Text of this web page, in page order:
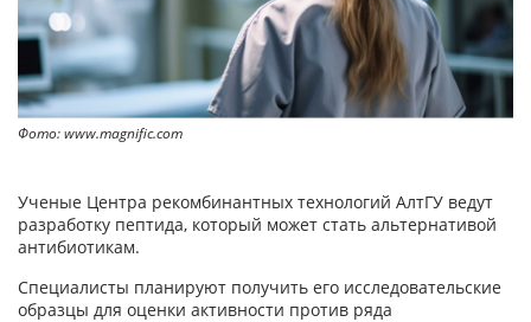
Фото: www.magnific.com
Ученые Центра рекомбинантных технологий АлтГУ ведут
разработку пептида, который может стать альтернативой
антибиотикам.
Специалисты планируют получить его исследовательские
образцы для оценки активности против ряда